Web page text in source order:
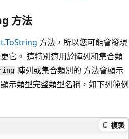
方法
方法，所以您可能會發現
它。 這特別適用於陣列和集合類
陣列或集合類別的 方法會顯示
示類型完整類型名稱，如下列範例
複製